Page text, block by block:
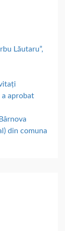
Lăutaru”,
aprobat
din comuna